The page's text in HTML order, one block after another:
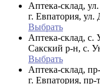
Аптека-склад,
г. Евпатория, ул.
Выбрать
Аптека-склад, с.
Сакский р-н, с.
Выбрать
Аптека-склад,
г. Евпатория,